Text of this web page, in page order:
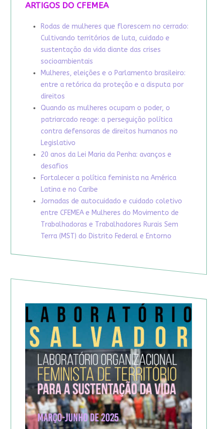
ARTIGOS DO CFEMEA
Rodas de mulheres que florescem no cerrado:
Cultivando territórios de luta, cuidado e
sustentação da vida diante das crises
socioambientais
Mulheres, eleições e o Parlamento brasileiro:
entre a retórica da proteção e a disputa por
direitos
Quando as mulheres ocupam o poder, o
patriarcado reage: a perseguição política
contra defensoras de direitos humanos no
Legislativo
20 anos da Lei Maria da Penha: avanços e
desafios
Fortalecer a política feminista na América
Latina e no Caribe
Jornadas de autocuidado e cuidado coletivo
entre CFEMEA e Mulheres do Movimento de
Trabalhadoras e Trabalhadores Rurais Sem
Terra (MST) do Distrito Federal e Entorno